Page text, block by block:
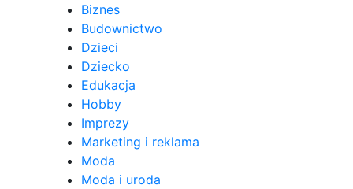
Biznes
Budownictwo
Dzieci
Dziecko
Edukacja
Hobby
Imprezy
Marketing i reklama
Moda
Moda i uroda